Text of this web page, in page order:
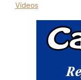
Vídeos